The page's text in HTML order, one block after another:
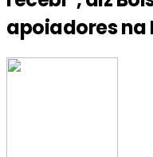
apoiadores na